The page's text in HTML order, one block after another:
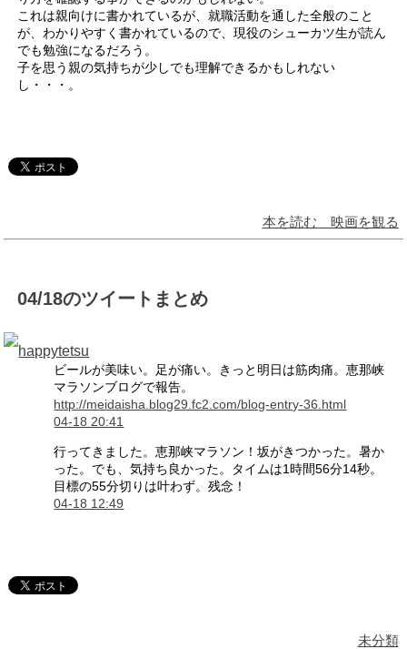
これは親向けに書かれているが、就職活動を通した全般のこと
が、わかりやすく書かれているので、現役のシューカツ生が読ん
でも勉強になるだろう。
子を思う親の気持ちが少しでも理解できるかもしれない
し・・・。
本を読む 映画を観る
04/18のツイートまとめ
happytetsu
ビールが美味い。足が痛い。きっと明日は筋肉痛。恵那峡
マラソンブログで報告。
http://meidaisha.blog29.fc2.com/blog-entry-36.html
04-18 20:41
行ってきました。恵那峡マラソン！坂がきつかった。暑か
った。でも、気持ち良かった。タイムは1時間56分14秒。
目標の55分切りは叶わず。残念！
04-18 12:49
未分類